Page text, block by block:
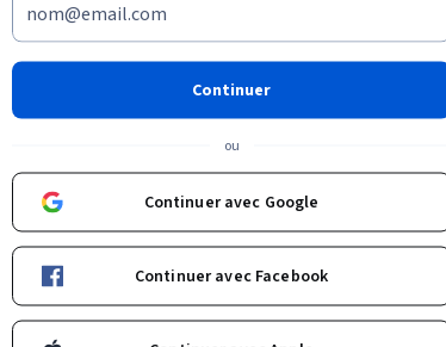
Coursera
Copilot Power Apps pour les débutants : Créer un outil
Continuer
ou
Continuer avec Google
Continuer avec Facebook